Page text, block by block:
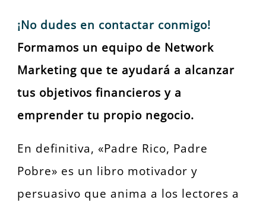
¡No dudes en contactar conmigo!
Formamos un equipo de Network
Marketing que te ayudará a alcanzar
tus objetivos financieros y a
emprender tu propio negocio.
En definitiva, «Padre Rico, Padre
Pobre» es un libro motivador y
persuasivo que anima a los lectores a